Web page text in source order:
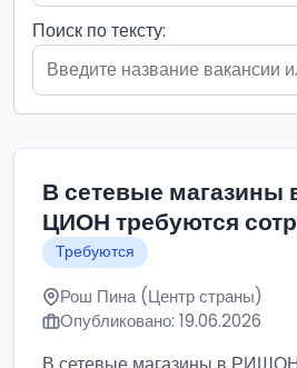
Поиск по тексту:
В сетевые
ЦИОН требуются
Требуются
Рош Пина (Центр страны)
Опубликовано: 19.06.2026